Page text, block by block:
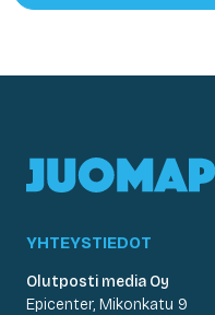
YHTEYSTIEDOT
Olutposti media Oy
Epicenter, Mikonkatu 9